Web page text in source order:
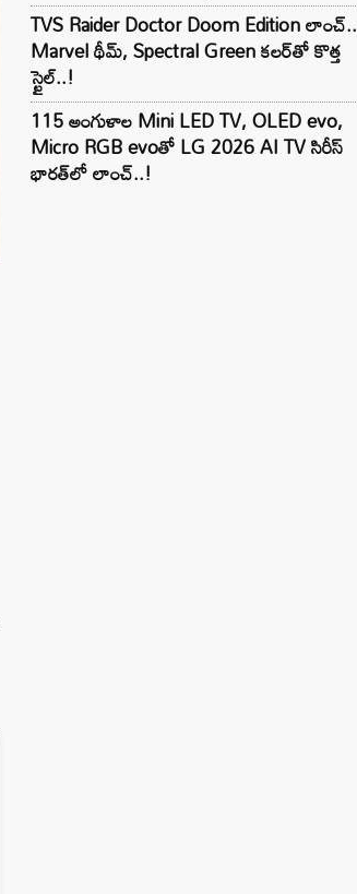
TVS Raider Doctor Doom Edition లాంచ్..
Marvel థీమ్, Spectral Green కలర్‌తో కొత్త
స్టైల్..!
115 అంగుళాల Mini LED TV, OLED evo,
Micro RGB evoతో LG 2026 AI TV సిరీస్
భారత్‌లో లాంచ్..!